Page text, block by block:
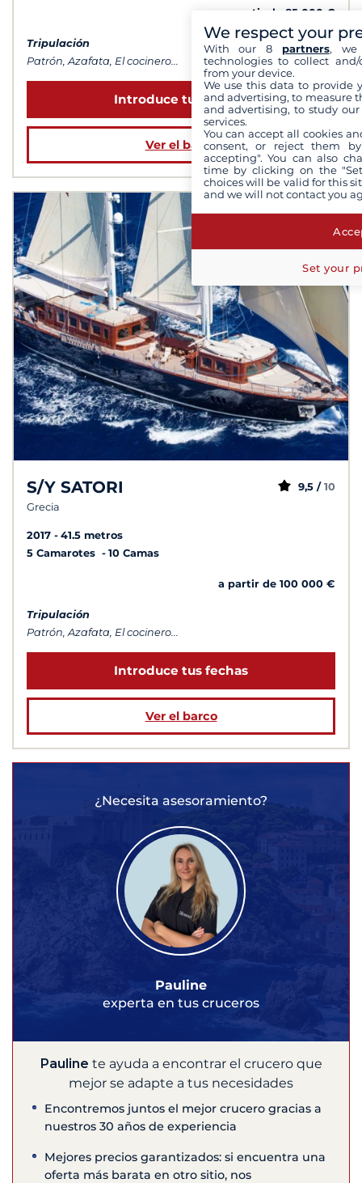
a partir de 85 000 €
Tripulación
Patrón, Azafata, El cocinero...
Introduce tus fechas
Ver el barco
S/Y SATORI
Grecia
9,5 / 10
2017
41.5 metros
5 Camarotes
10 Camas
a partir de 100 000 €
Tripulación
Patrón, Azafata, El cocinero...
Introduce tus fechas
Ver el barco
¿Necesita asesoramiento?
Pauline
experta en tus cruceros
Pauline te ayuda a encontrar el crucero que
mejor se adapte a tus necesidades
Encontremos juntos el mejor crucero gracias a
nuestros 30 años de experiencia
Mejores precios garantizados: si encuentra una
oferta más barata en otro sitio, nos
We respect your
With our 8 partners, we
technologies to collect
from your device.
We use this data to provide
and advertising, to measure
and advertising, to study
services.
You can accept all cookies
consent, or reject them
accepting". You can also
time by clicking on the
choices will be valid for this
and we will not contact you
Set your